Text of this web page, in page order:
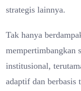
strategis lainnya.
Tak hanya
mempertimbangkan
institusional,
adaptif dan berbasis